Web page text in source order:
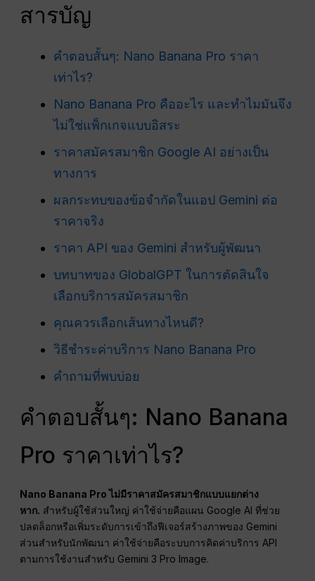
สารบัญ
คำตอบสั้นๆ: Nano Banana Pro ราคา
เท่าไร?
Nano Banana Pro คืออะไร และทำไมมันจึง
ไม่ใช่แพ็กเกจแบบอิสระ
ราคาสมัครสมาชิก Google AI อย่างเป็น
ทางการ
ผลกระทบของข้อจำกัดในแอป Gemini ต่อ
ราคาจริง
ราคา API ของ Gemini สำหรับผู้พัฒนา
บทบาทของ GlobalGPT ในการตัดสินใจ
เลือกบริการสมัครสมาชิก
คุณควรเลือกเส้นทางไหนดี?
วิธีชำระค่าบริการ Nano Banana Pro
คำถามที่พบบ่อย
คำตอบสั้นๆ: Nano Banana
Pro ราคาเท่าไร?
Nano Banana Pro ไม่มีราคาสมัครสมาชิกแบบแยกต่าง
หาก. สำหรับผู้ใช้ส่วนใหญ่ ค่าใช้จ่ายคือแผน Google AI ที่ช่วย
ปลดล็อกหรือเพิ่มระดับการเข้าถึงฟีเจอร์สร้างภาพของ Gemini
ส่วนสำหรับนักพัฒนา ค่าใช้จ่ายคือระบบการคิดค่าบริการ API
ตามการใช้งานสำหรับ Gemini 3 Pro Image.